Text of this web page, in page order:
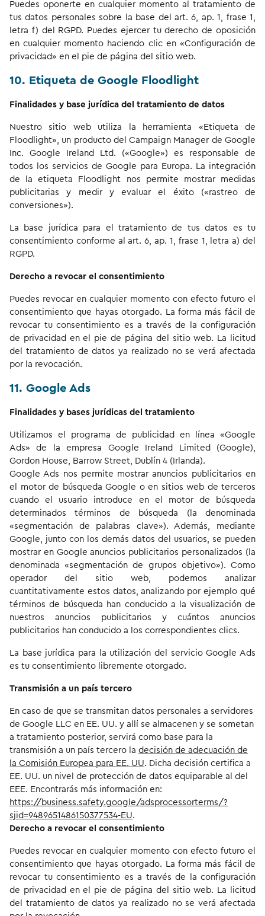
Puedes oponerte en cualquier momento al tratamiento de
tus datos personales sobre la base del art. 6, ap. 1, frase 1,
letra f) del RGPD. Puedes ejercer tu derecho de oposición
en cualquier momento haciendo clic en «Configuración de
privacidad» en el pie de página del sitio web.
10. Etiqueta de Google Floodlight
Finalidades y base jurídica del tratamiento de datos
Nuestro sitio web utiliza la herramienta «Etiqueta de
Floodlight», un producto del Campaign Manager de Google
Inc. Google Ireland Ltd. («Google») es responsable de
todos los servicios de Google para Europa. La integración
de la etiqueta Floodlight nos permite mostrar medidas
publicitarias y medir y evaluar el éxito («rastreo de
conversiones»).
La base jurídica para el tratamiento de tus datos es tu
consentimiento conforme al art. 6, ap. 1, frase 1, letra a) del
RGPD.
Derecho a revocar el consentimiento
Puedes revocar en cualquier momento con efecto futuro el
consentimiento que hayas otorgado. La forma más fácil de
revocar tu consentimiento es a través de la configuración
de privacidad en el pie de página del sitio web. La licitud
del tratamiento de datos ya realizado no se verá afectada
por la revocación.
11. Google Ads
Finalidades y bases jurídicas del tratamiento
Utilizamos el programa de publicidad en línea «Google
Ads» de la empresa Google Ireland Limited (Google),
Gordon House, Barrow Street, Dublín 4 (Irlanda).
Google Ads nos permite mostrar anuncios publicitarios en
el motor de búsqueda Google o en sitios web de terceros
cuando el usuario introduce en el motor de búsqueda
determinados términos de búsqueda (la denominada
«segmentación de palabras clave»). Además, mediante
Google, junto con los demás datos del usuarios, se pueden
mostrar en Google anuncios publicitarios personalizados (la
denominada «segmentación de grupos objetivo»). Como
operador del sitio web, podemos analizar
cuantitativamente estos datos, analizando por ejemplo qué
términos de búsqueda han conducido a la visualización de
nuestros anuncios publicitarios y cuántos anuncios
publicitarios han conducido a los correspondientes clics.
La base jurídica para la utilización del servicio Google Ads
es tu consentimiento libremente otorgado.
Transmisión a un país tercero
En caso de que se transmitan datos personales a servidores
de Google LLC en EE. UU. y allí se almacenen y se sometan
a tratamiento posterior, servirá como base para la
transmisión a un país tercero la decisión de adecuación de
la Comisión Europea para EE. UU. Dicha decisión certifica a
EE. UU. un nivel de protección de datos equiparable al del
EEE. Encontrarás más información en:
https://business.safety.google/adsprocessorterms/?
sjid=9489651486150377534-EU.
Derecho a revocar el consentimiento
Puedes revocar en cualquier momento con efecto futuro el
consentimiento que hayas otorgado. La forma más fácil de
revocar tu consentimiento es a través de la configuración
de privacidad en el pie de página del sitio web. La licitud
del tratamiento de datos ya realizado no se verá afectada